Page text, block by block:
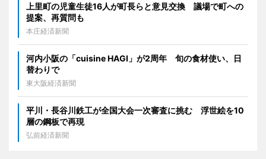
上里町の児童生徒16人が町長らと意見交換 議場で町への
提案、再質問も
本庄経済新聞
河内小阪の「cuisine HAGI」が2周年 旬の食材使い、日
替わりで
東大阪経済新聞
平川・長谷川鉄工が全国大会一次審査に挑む 浮世絵を10
層の鋼板で再現
弘前経済新聞